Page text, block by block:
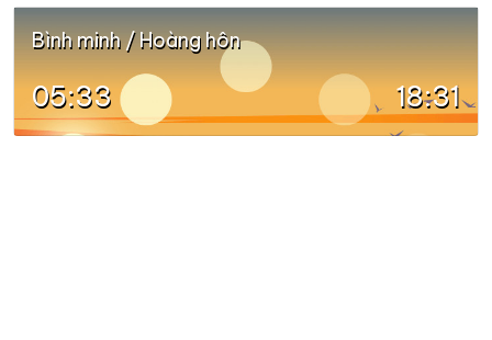
Bình minh / Hoàng hôn
05:33 18:31